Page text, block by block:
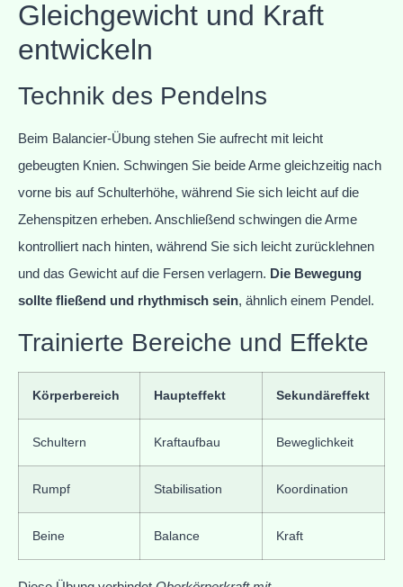
Gleichgewicht und Kraft
entwickeln
Technik des Pendelns
Beim Balancier-Übung stehen Sie aufrecht mit leicht
gebeugten Knien. Schwingen Sie beide Arme gleichzeitig nach
vorne bis auf Schulterhöhe, während Sie sich leicht auf die
Zehenspitzen erheben. Anschließend schwingen die Arme
kontrolliert nach hinten, während Sie sich leicht zurücklehnen
und das Gewicht auf die Fersen verlagern. Die Bewegung
sollte fließend und rhythmisch sein, ähnlich einem Pendel.
Trainierte Bereiche und Effekte
Körperbereich Haupteffekt Sekundäreffekt
Schultern Kraftaufbau Beweglichkeit
Rumpf Stabilisation Koordination
Beine Balance Kraft